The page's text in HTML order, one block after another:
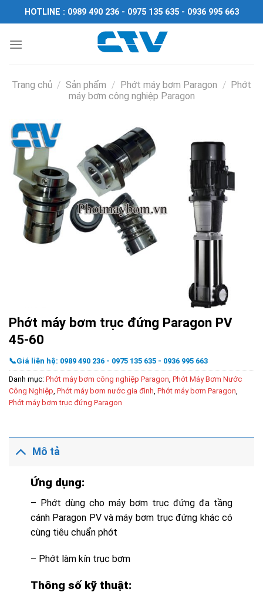
Chuyển
đến
dung
HOTLINE : 0989 490 236 - 0975 135 635 - 0936 995 663
Trang chủ / Sản phẩm / Phớt máy bơm Paragon / Phớt
máy bơm công nghiệp Paragon
Phớt máy bơm trục đứng Paragon PV
45-60
📞Giá liên hệ: 0989 490 236 - 0975 135 635 - 0936 995 663
Danh mục: Phớt máy bơm công nghiệp Paragon, Phớt Máy Bơm Nước
Công Nghiệp, Phớt máy bơm nước gia đình, Phớt máy bơm Paragon,
Phớt máy bơm trục đứng Paragon
Mô tả
Ứng dụng:
– Phớt dùng cho máy bơm trục đứng đa tầng
cánh Paragon PV và máy bơm trục đứng khác có
cùng tiêu chuẩn phớt
– Phớt làm kín trục bơm
Thông số kỹ thuật: